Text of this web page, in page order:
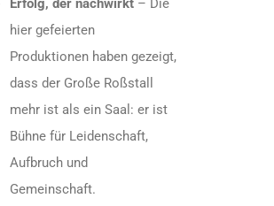
Erfolg, der nachwirkt – Die
hier gefeierten
Produktionen haben gezeigt,
dass der Große Roßstall
mehr ist als ein Saal: er ist
Bühne für Leidenschaft,
Aufbruch und
Gemeinschaft.